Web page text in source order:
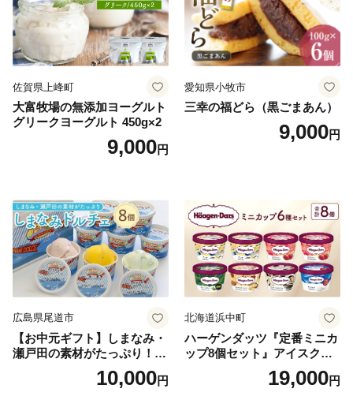
佐賀県上峰町
大富牧場の無添加ヨーグルト
グリークヨーグルト 450g×2
9,000円
愛知県小牧市
三幸の福どら（黒ごまあん）
9,000円
広島県尾道市
【お中元ギフト】しまなみ・
瀬戸田の素材がたっぷり！ジ
10,000円
北海道浜中町
ハーゲンダッツ『定番ミニカ
ップ8個セット』アイスクリ
ーム アイス スイーツ デザー
19,000円